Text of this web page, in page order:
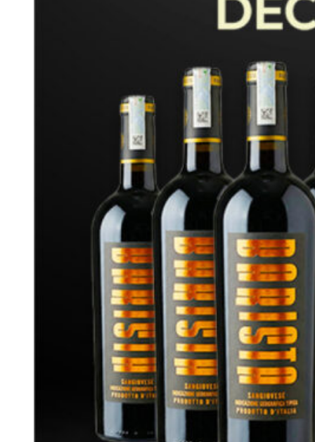
Dòng rượu Vang Obikwa
là nhà phân phối uy tín hàng đầu tại Việt Nam, chuyên
cung cấp rượu vang Obikwa chính hãng, nhập khẩu trực tiếp từ
Nam Phi. Với hơn 10 năm kinh nghiệm trong lĩnh vực
, Wine VN đã khẳng định vị thế của mình trên thị
trường bằng cam kết chất lượng và dịch vụ chuyên nghiệp.
Tất cả sản phẩm đều có nguồn gốc rõ ràng, được kiểm định
nghiêm ngặt trước khi đến tay người tiêu dùng. Ngoài ra, Wine
VN còn cung cấp chính sách bảo đảm đổi trả linh hoạt và hỗ trợ
giao hàng tại Hà Nội & TPHCM, giúp khách hàng yên tâm khi
lựa chọn mua rượu vang Obikwa.
Liên hệ ngay hotline0977.898.007để được hỗ trợ nhanh